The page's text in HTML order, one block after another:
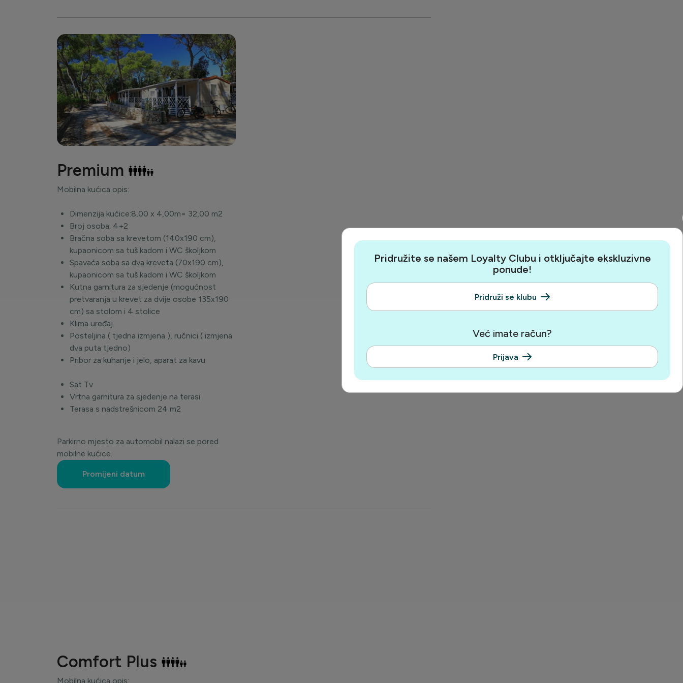
Pridružite se našem Loyalty Clubu i otključajte ekskluzivne
ponude!
Pridruži se klubu
Već imate račun?
Prijava
Premium
Mobilna kućica opis:
Dimenzija kućice:8,00 x 4,00m= 32,00 m2
Broj osoba: 4+2
Bračna soba sa krevetom (140x190 cm),
kupaonicom sa tuš kadom i WC školjkom
Spavaća soba sa dva kreveta (70x190 cm),
kupaonicom sa tuš kadom i WC školjkom
Kutna garnitura za sjedenje (mogućnost
pretvaranja u krevet za dvije osobe 135x190
cm) sa stolom i 4 stolice
Klima uređaj
Posteljina ( tjedna izmjena ), ručnici ( izmjena
dva puta tjedno)
Pribor za kuhanje i jelo, aparat za kavu
Sat Tv
Vrtna garnitura za sjedenje na terasi
Terasa s nadstrešnicom 24 m2
Parkirno mjesto za automobil nalazi se pored
mobilne kućice.
Promijeni datum
Comfort Plus
Mobilna kućica opis: